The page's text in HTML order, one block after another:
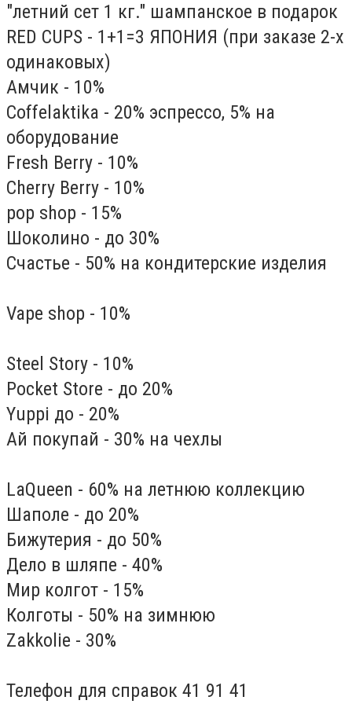
"летний сет 1 кг." шампанское в подарок
RED CUPS - 1+1=3 ЯПОНИЯ (при заказе 2-х
одинаковых)
Амчик - 10%
Coffelaktika - 20% эспрессо, 5% на
оборудование
Fresh Berry - 10%
Cherry Berry - 10%
pop shop - 15%
Шоколино - до 30%
Счастье - 50% на кондитерские изделия
Vape shop - 10%
Steel Story - 10%
Pocket Store - до 20%
Yuppi до - 20%
Ай покупай - 30% на чехлы
LaQueen - 60% на летнюю коллекцию
Шаполе - до 20%
Бижутерия - до 50%
Дело в шляпе - 40%
Мир колгот - 15%
Колготы - 50% на зимнюю
Zakkolie - 30%
Телефон для справок 41 91 41